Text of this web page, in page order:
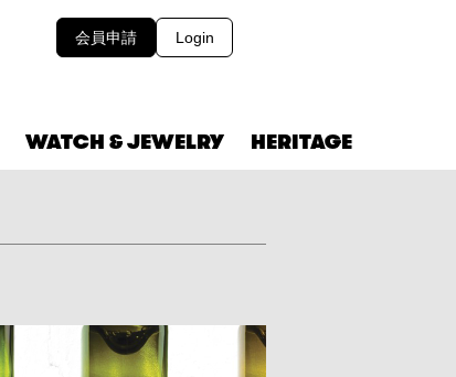
会員申請 Login
WATCH & JEWELRY HERITAGE